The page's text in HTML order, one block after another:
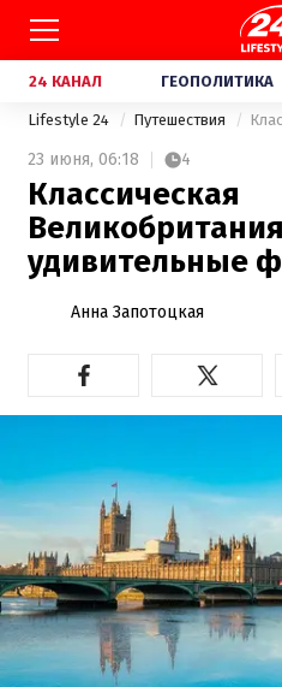
24 КАНАЛ ГЕОПОЛИТИКА
Lifestyle 24 Путешествия
23 июня, 06:18 4
Классическая
удивительные
Анна Запотоцкая